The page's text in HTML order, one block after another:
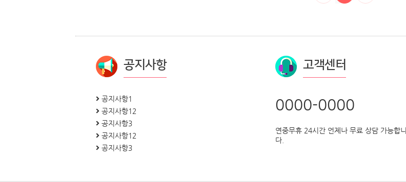
공지사항
공지사항1
공지사항12
공지사항3
공지사항12
공지사항3
고객센터
0000-0000
연중무휴 24시간 언제나 무료 상담 가능합니
다.